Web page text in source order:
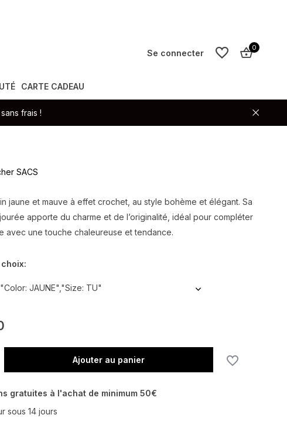
Se connecter
0
CARTE CADEAU
frais !
SACS
jaune et mauve à effet crochet, au style bohème et élégant. Sa
apporte du charme et de l’originalité, idéal pour compléter
avec une touche chaleureuse et tendance.
"Color: JAUNE","Size: TU"
Ajouter au panier
gratuites à l'achat de minimum 50€
sous 14 jours